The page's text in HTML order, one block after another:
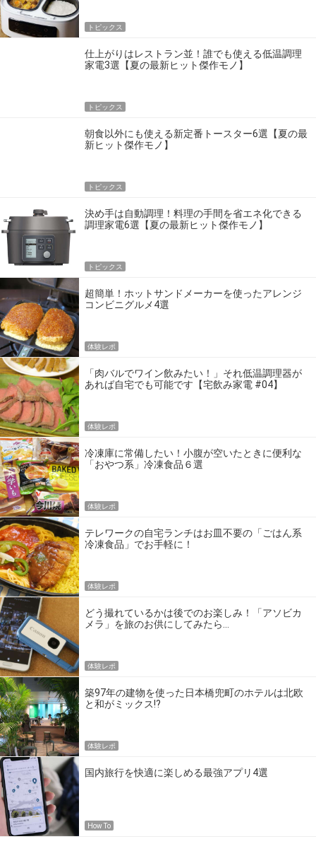
トピックス
仕上がりはレストラン並！誰でも使える低温調理
家電3選【夏の最新ヒット傑作モノ】
トピックス
朝食以外にも使える新定番トースター6選【夏の最
新ヒット傑作モノ】
トピックス
決め手は自動調理！料理の手間を省エネ化できる
調理家電6選【夏の最新ヒット傑作モノ】
トピックス
超簡単！ホットサンドメーカーを使ったアレンジ
コンビニグルメ4選
体験レポ
「肉バルでワイン飲みたい！」それ低温調理器が
あれば自宅でも可能です【宅飲み家電 #04】
体験レポ
冷凍庫に常備したい！小腹が空いたときに便利な
「おやつ系」冷凍食品６選
体験レポ
テレワークの自宅ランチはお皿不要の「ごはん系
冷凍食品」でお手軽に！
体験レポ
どう撮れているかは後でのお楽しみ！「アソビカ
メラ」を旅のお供にしてみたら…
体験レポ
築97年の建物を使った日本橋兜町のホテルは北欧
と和がミックス!?
体験レポ
国内旅行を快適に楽しめる最強アプリ4選
How To